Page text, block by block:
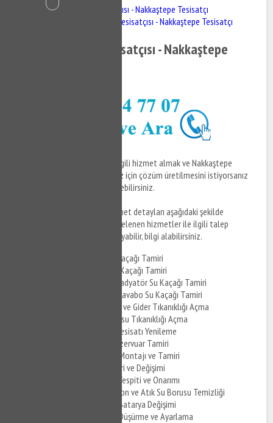
Nakkaştepe Su Tesisatçısı - Nakkaştepe Tesisatçı
Nakkaştepe Su Tesisatçısı - Nakkaştepe Tesisatçı
Nakkaştepe Su Tesisatçısı - Nakkaştepe
Nakkaştepe su tesisatçısı ile ilgili hizmet almak ve Nakkaştepe
bölgesinde tesisat sorunlarınız için çözüm üretilmesini istiyorsanız
bizi arayabilir, taleplerinizi iletebilirsiniz.
Nakkaştepe Su Tesisatçısı hizmet detayları aşağıdaki şekilde
sıralanmıştır. Sizde aşağıda listelenen hizmetler ile ilgili talep
oluşturmak için bizi hemen arayabilir, bilgi alabilirsiniz.
Nakkaştepe Banyo Su Kaçağı Tamiri
Nakkaştepe Mutfak Su Kaçağı Tamiri
Nakkaştepe Kombi ve Radyatör Su Kaçağı Tamiri
Nakkaştepe Klozet ve Lavabo Su Kaçağı Tamiri
Nakkaştepe Yer Süzgeci ve Gider Tıkanıklığı Açma
Nakkaştepe Pis Su Borusu Tıkanıklığı Açma
Nakkaştepe Temiz Su Tesisatı Yenileme
Nakkaştepe Gömme Rezervuar Tamiri
Nakkaştepe Duşakabin Montajı ve Tamiri
Nakkaştepe Sifon Tamiri ve Değişimi
Nakkaştepe Su Kaçağı Tespiti ve Onarımı
Nakkaştepe Kanalizasyon ve Atık Su Borusu Temizliği
Nakkaştepe Musluk ve Batarya Değişimi
Nakkaştepe Su Basıncı Düşürme ve Ayarlama